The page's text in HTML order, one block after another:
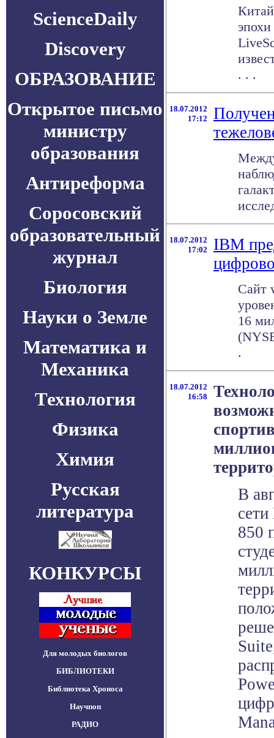
ScienceDaily
Discovery
ОБРАЗОВАНИЕ
Открытое письмо
министру
образования
Антиреформа
Соросовский
образовательный
журнал
Биология
Науки о Земле
Математика и
Механика
Технология
Физика
Химия
Русская
литература
КОНКУРСЫ
Для молодых биологов
БИБЛИОТЕКИ
Библиотека Хроноса
Научпоп
РАДИО
. . .
18.07.2012
17:12
18.07.2012
17:02
IBM
Сайт
16
.
18.07.2012
16:58
В
850